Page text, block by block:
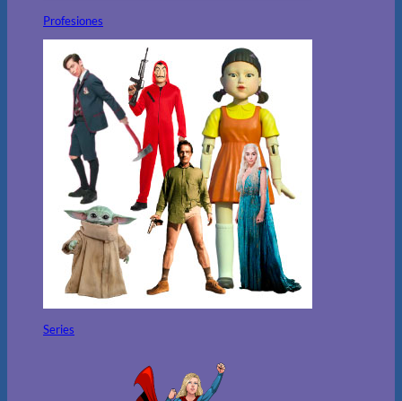
Profesiones
Series